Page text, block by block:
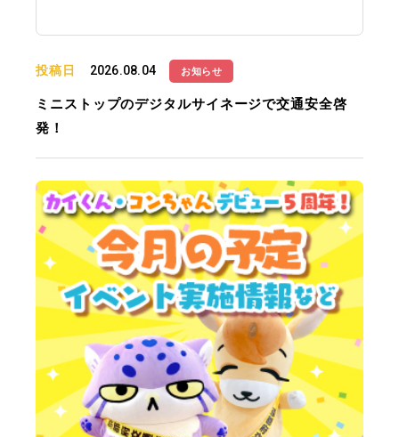
投稿日 2026.08.04 お知らせ
ミニストップのデジタルサイネージで交通安全啓
発！